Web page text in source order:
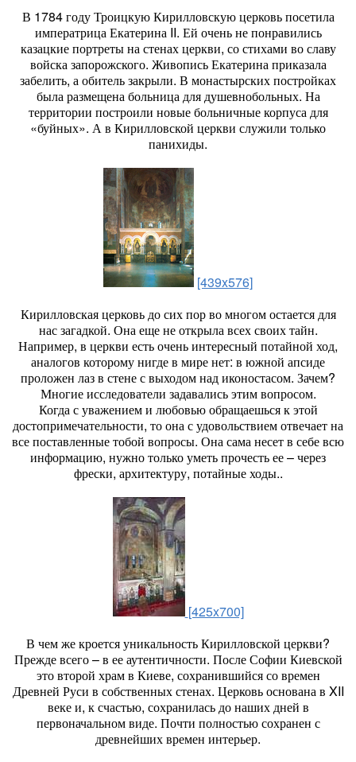
В 1784 году Троицкую Кирилловскую церковь посетила
императрица Екатерина II. Ей очень не понравились
казацкие портреты на стенах церкви, со стихами во славу
войска запорожского. Живопись Екатерина приказала
забелить, а обитель закрыли. В монастырских постройках
была размещена больница для душевнобольных. На
территории построили новые больничные корпуса для
«буйных». А в Кирилловской церкви служили только
панихиды.
[439x576]
Кирилловская церковь до сих пор во многом остается для
нас загадкой. Она еще не открыла всех своих тайн.
Например, в церкви есть очень интересный потайной ход,
аналогов которому нигде в мире нет: в южной апсиде
проложен лаз в стене с выходом над иконостасом. Зачем?
Многие исследователи задавались этим вопросом.
Когда с уважением и любовью обращаешься к этой
достопримечательности, то она с удовольствием отвечает на
все поставленные тобой вопросы. Она сама несет в себе всю
информацию, нужно только уметь прочесть ее – через
фрески, архитектуру, потайные ходы..
[425x700]
В чем же кроется уникальность Кирилловской церкви?
Прежде всего – в ее аутентичности. После Софии Киевской
это второй храм в Киеве, сохранившийся со времен
Древней Руси в собственных стенах. Церковь основана в XII
веке и, к счастью, сохранилась до наших дней в
первоначальном виде. Почти полностью сохранен с
древнейших времен интерьер.